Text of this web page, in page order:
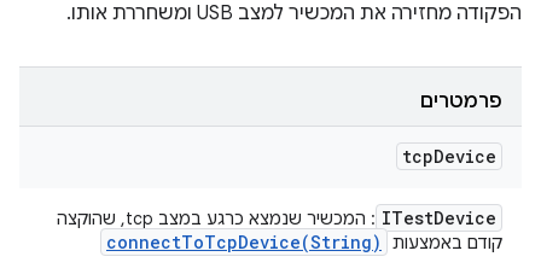
הפקודה מחזירה את המכשיר למצב USB ומשחררת אותו.
פרמטרים
tcpDevice
ITestDevice
: המכשיר שנמצא כרגע במצב tcp, שהוקצה
קודם באמצעות
connectToTcpDevice(String)